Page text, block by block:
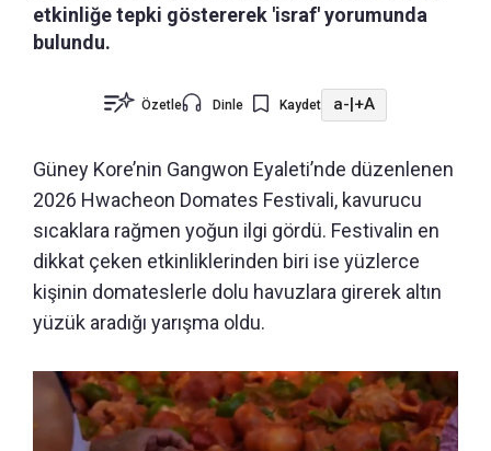
etkinliğe tepki göstererek 'israf' yorumunda
bulundu.
Özetle Dinle Kaydet a- +A
Güney Kore’nin Gangwon Eyaleti’nde düzenlenen
2026 Hwacheon Domates Festivali, kavurucu
sıcaklara rağmen yoğun ilgi gördü. Festivalin en
dikkat çeken etkinliklerinden biri ise yüzlerce
kişinin domateslerle dolu havuzlara girerek altın
yüzük aradığı yarışma oldu.